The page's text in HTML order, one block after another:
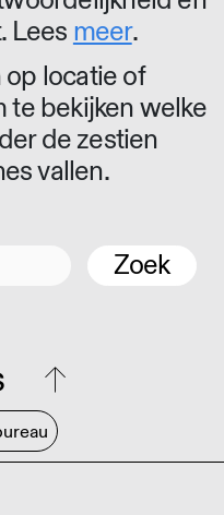
Lees meer.
locatie of
te bekijken welke
de zestien
vallen.
Zoek